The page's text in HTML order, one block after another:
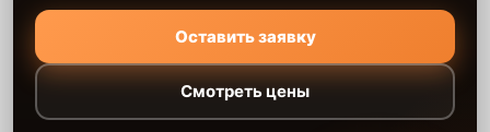
Оставить заявку
Смотреть цены